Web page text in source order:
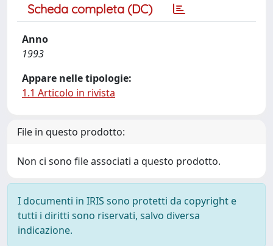
Scheda completa (DC)
Anno
1993
Appare nelle tipologie:
1.1 Articolo in rivista
File in questo prodotto:
Non ci sono file associati a questo prodotto.
I documenti in IRIS sono protetti da copyright e
tutti i diritti sono riservati, salvo diversa
indicazione.